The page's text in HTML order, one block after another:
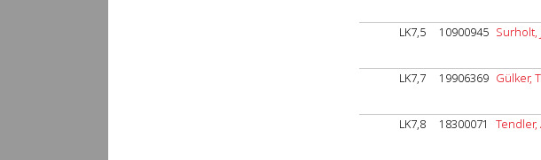
LK7,5
10900945 Surholt,
LK7,7
19906369 Gülker,
LK7,8
18300071